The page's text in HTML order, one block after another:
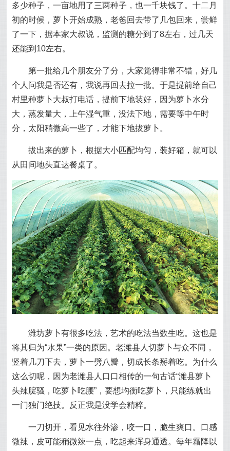
多少种子，一亩地用了三两种子，也一千块钱了。十二月
初的时候，萝卜开始成熟，老爸回去带了几包回来，尝鲜
了一下，据本家大叔说，监测的糖分到了8左右，过几天
还能到10左右。
第一批给几个朋友分了分，大家觉得非常不错，好几
个人问我是否还有，我说再回去拉一批。于是提前给自己
村里种萝卜大叔打电话，提前下地装好，因为萝卜水分
大，蒸发量大，上午湿气重，没法下地，需要等中午时
分，太阳稍微高一些了，才能下地拔萝卜。
拔出来的萝卜，根据大小匹配均匀，装好箱，就可以
从田间地头直达餐桌了。
潍坊萝卜有很多吃法，艺术的吃法当数生吃。这也是
将其归为“水果”一类的原因。老潍县人切萝卜与众不同，
竖着几刀下去，萝卜一劈八瓣，切成长条掰着吃。为什么
这么切呢，因为老潍县人口口相传的一句古话“潍县萝卜
头辣腚骚，吃萝卜吃腰”，要想均衡吃萝卜，只能练就出
一门独门绝技。反正我是没学会精粹。
一刀切开，看见水往外渗，咬一口，脆生爽口。口感
微辣，皮可能稍微辣一点，吃起来浑身通透。每年霜降以